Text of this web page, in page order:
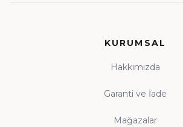
KURUMSAL
Hakkımızda
Garanti ve İade
Mağazalar